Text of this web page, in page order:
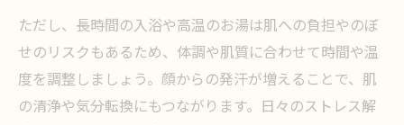
ただし、長時間の入浴や高温のお湯は肌への負担やのぼ
せのリスクもあるため、体調や肌質に合わせて時間や温
度を調整しましょう。顔からの発汗が増えることで、肌
の清浄や気分転換にもつながります。日々のストレス解